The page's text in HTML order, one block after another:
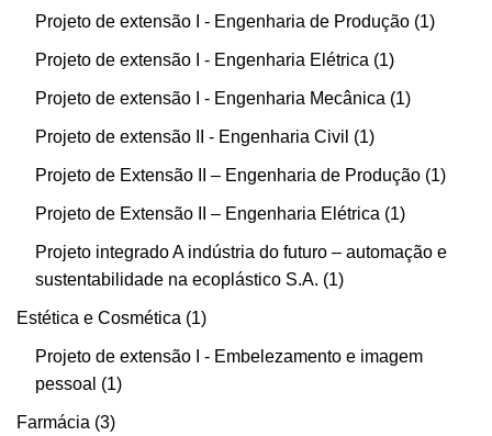
Projeto de extensão I - Engenharia de Produção 1
Projeto de extensão I - Engenharia Elétrica 1
Projeto de extensão I - Engenharia Mecânica 1
Projeto de extensão II - Engenharia Civil 1
Projeto de Extensão II – Engenharia de Produção 1
Projeto de Extensão II – Engenharia Elétrica 1
Projeto integrado A indústria do futuro – automação e
sustentabilidade na ecoplástico S.A.
1
Estética e Cosmética 1
Projeto de extensão I - Embelezamento e imagem
pessoal
1
Farmácia 3